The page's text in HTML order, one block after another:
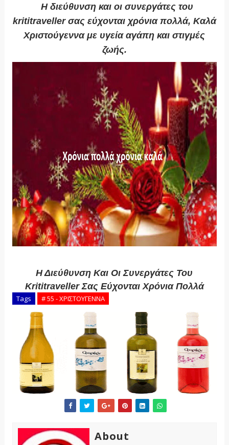
Η διεύθυνση και οι συνεργάτες του
krititraveller σας εύχονται χρόνια πολλά, Καλά
Χριστούγεννα με υγεία αγάπη και στιγμές
ζωής.
Η Διεύθυνση Και Οι Συνεργάτες Του
Krititraveller Σας Εύχονται Χρόνια Πολλά
Tags # 55 - ΧΡΙΣΤΟΥΓΕΝΝΑ
About